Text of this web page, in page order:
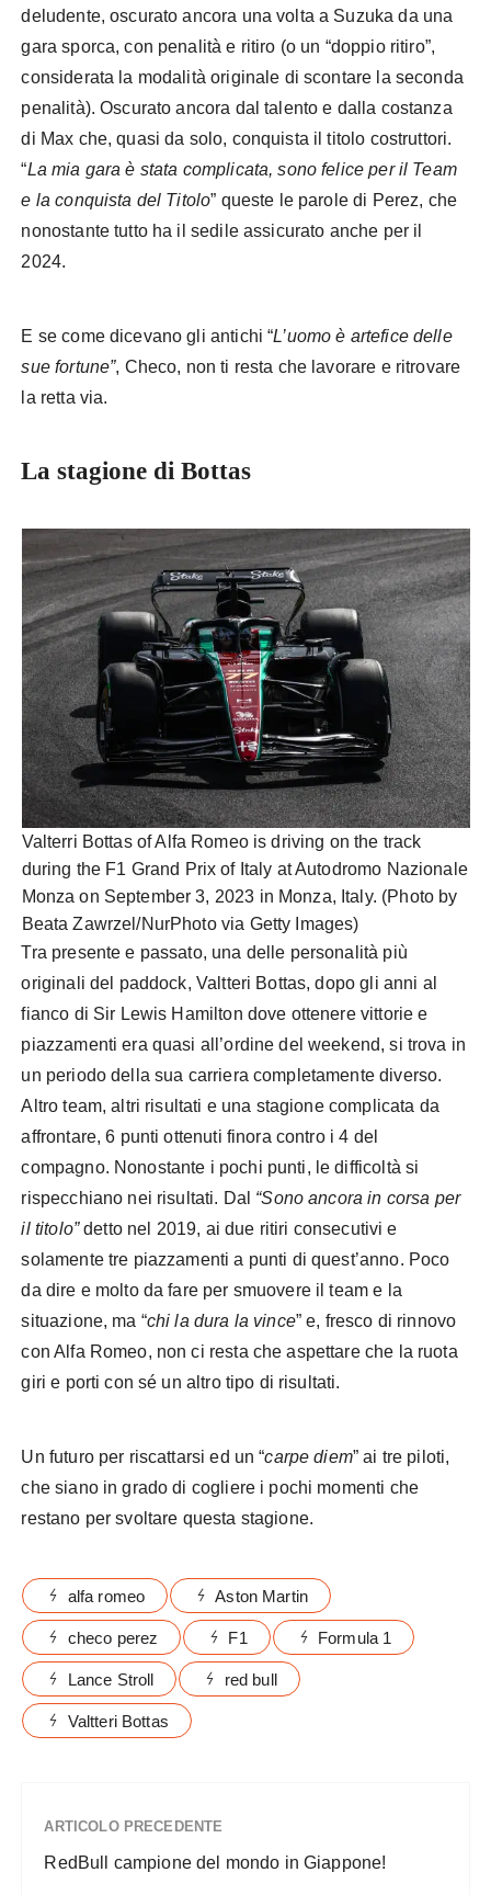
deludente, oscurato ancora una volta a Suzuka da una
gara sporca, con penalità e ritiro (o un “doppio ritiro”,
considerata la modalità originale di scontare la seconda
penalità). Oscurato ancora dal talento e dalla costanza
di Max che, quasi da solo, conquista il titolo costruttori.
“La mia gara è stata complicata, sono felice per il Team
e la conquista del Titolo” queste le parole di Perez, che
nonostante tutto ha il sedile assicurato anche per il
2024.
E se come dicevano gli antichi “L’uomo è artefice delle
sue fortune”, Checo, non ti resta che lavorare e ritrovare
la retta via.
La stagione di Bottas
Valterri Bottas of Alfa Romeo is driving on the track
during the F1 Grand Prix of Italy at Autodromo Nazionale
Monza on September 3, 2023 in Monza, Italy. (Photo by
Beata Zawrzel/NurPhoto via Getty Images)
Tra presente e passato, una delle personalità più
originali del paddock, Valtteri Bottas, dopo gli anni al
fianco di Sir Lewis Hamilton dove ottenere vittorie e
piazzamenti era quasi all’ordine del weekend, si trova in
un periodo della sua carriera completamente diverso.
Altro team, altri risultati e una stagione complicata da
affrontare, 6 punti ottenuti finora contro i 4 del
compagno. Nonostante i pochi punti, le difficoltà si
rispecchiano nei risultati. Dal “Sono ancora in corsa per
il titolo”detto nel 2019, ai due ritiri consecutivi e
solamente tre piazzamenti a punti di quest’anno. Poco
da dire e molto da fare per smuovere il team e la
situazione, ma “chi la dura la vince” e, fresco di rinnovo
con Alfa Romeo, non ci resta che aspettare che la ruota
giri e porti con sé un altro tipo di risultati.
Un futuro per riscattarsi ed un “carpe diem” ai tre piloti,
che siano in grado di cogliere i pochi momenti che
restano per svoltare questa stagione.
alfa romeo Aston Martin
checo perez F1 Formula 1
Lance Stroll red bull
Valtteri Bottas
ARTICOLO PRECEDENTE
RedBull campione del mondo in Giappone!